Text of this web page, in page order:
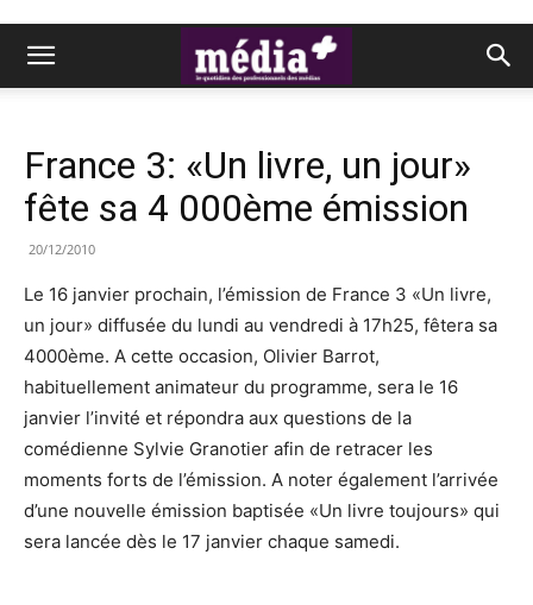
France 3: «Un livre, un jour»
fête sa 4 000ème émission
20/12/2010
Le 16 janvier prochain, l’émission de France 3 «Un livre,
un jour» diffusée du lundi au vendredi à 17h25, fêtera sa
4000ème. A cette occasion, Olivier Barrot,
habituellement animateur du programme, sera le 16
janvier l’invité et répondra aux questions de la
comédienne Sylvie Granotier afin de retracer les
moments forts de l’émission. A noter également l’arrivée
d’une nouvelle émission baptisée «Un livre toujours» qui
sera lancée dès le 17 janvier chaque samedi.